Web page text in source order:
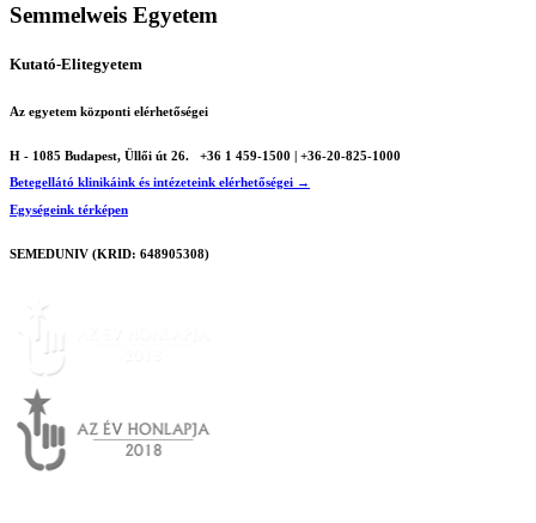
Semmelweis Egyetem
Kutató-Elitegyetem
Az egyetem központi elérhetőségei
H - 1085 Budapest, Üllői út 26.
+36 1 459-1500 | +36-20-825-1000
Betegellátó klinikáink és intézeteink elérhetőségei →
Egységeink térképen
SEMEDUNIV (KRID: 648905308)